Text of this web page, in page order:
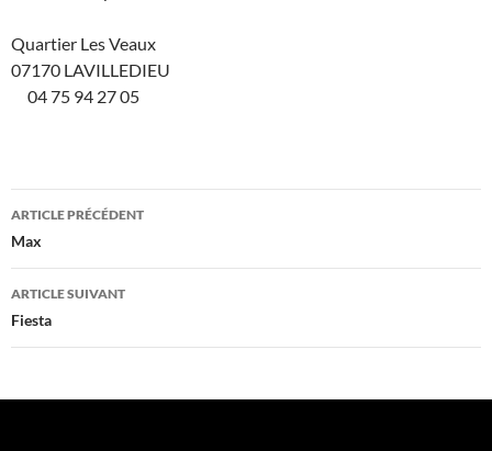
Quartier Les Veaux
07170 LAVILLEDIEU
04 75 94 27 05
Navigation
des
articles
ARTICLE PRÉCÉDENT
Max
ARTICLE SUIVANT
Fiesta